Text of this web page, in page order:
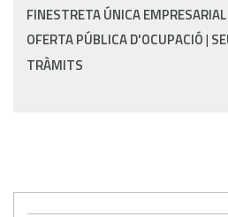
FINESTRETA ÚNICA
OFERTA PÚBLICA D'OCUPACIÓ
TRÀMITS